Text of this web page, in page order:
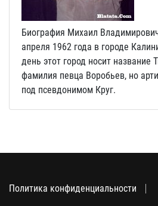
Биография Михаил
апреля 1962 года в городе
день этот город носит название
фамилия певца Воробьев, но
под псевдонимом Круг.
Политика конфиденциальности